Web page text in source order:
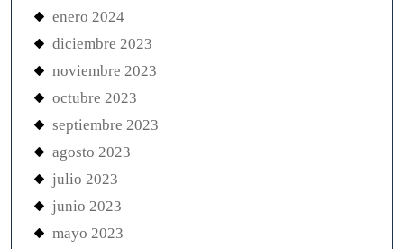
enero 2024
diciembre 2023
noviembre 2023
octubre 2023
septiembre 2023
agosto 2023
julio 2023
junio 2023
mayo 2023